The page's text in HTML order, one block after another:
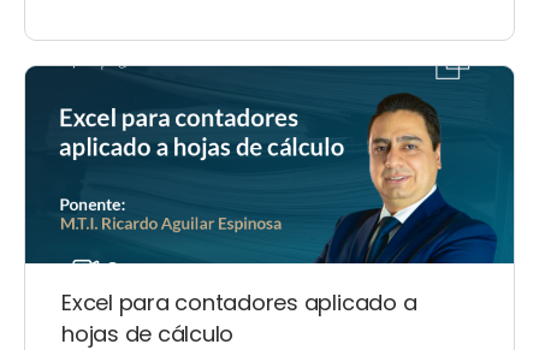
Excel para contadores aplicado a
hojas de cálculo